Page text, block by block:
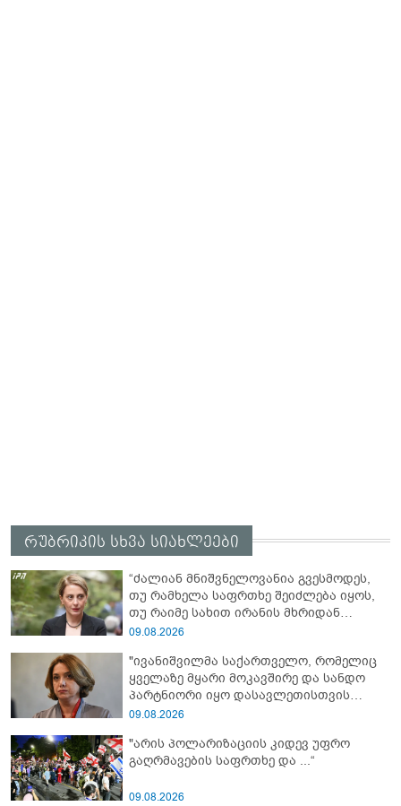
რუბრიკის სხვა სიახლეები
“ძალიან მნიშვნელოვანია გვესმოდეს,
თუ რამხელა საფრთხე შეიძლება იყოს,
თუ რაიმე სახით ირანის მხრიდან
ფინანსური ინსტიტუტები აძლიერებს
ანტიეროვნული ხელისუფლების
ფინანსურ სტაბილურობას“ - ხატია
დეკანოიძე
09.08.2026
"ივანიშვილმა საქართველო, რომელიც
ყველაზე მყარი მოკავშირე და სანდო
პარტნიორი იყო დასავლეთისთვის
რეგიონში, რუსეთის და ირანის
სამრეცხაოდ აქცია"
09.08.2026
"არის პოლარიზაციის კიდევ უფრო
გაღრმავების საფრთხე და ...“
09.08.2026